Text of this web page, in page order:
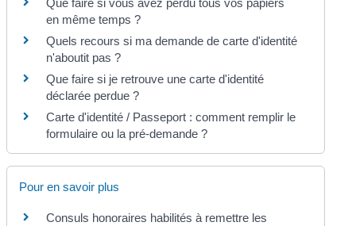
Que faire si vous avez perdu tous vos papiers
en même temps ?
Quels recours si ma demande de carte d'identité
n'aboutit pas ?
Que faire si je retrouve une carte d'identité
déclarée perdue ?
Carte d'identité / Passeport : comment remplir le
formulaire ou la pré-demande ?
Pour en savoir plus
Consuls honoraires habilités à remettre les